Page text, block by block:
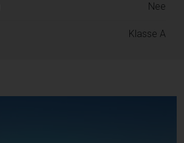
Nee
Klasse A